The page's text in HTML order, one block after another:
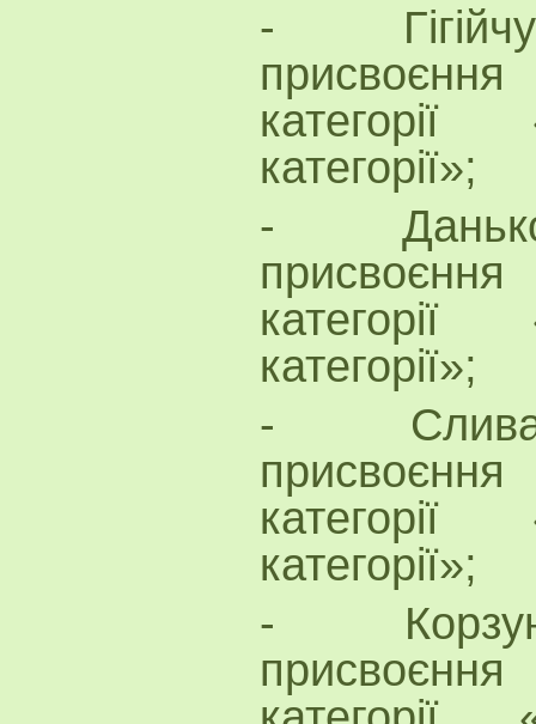
- Гігійчук
категорії
категорії»;
- Данько
категорії
категорії»;
- Слива
категорії
категорії»;
- Корзун